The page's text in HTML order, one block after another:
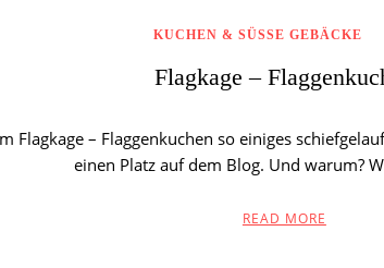
KUCHEN & SÜSSE GEBÄCKE
Flagkage –
Flagkage – Flaggenkuchen so einiges
einen Platz auf dem Blog. Und warum?
READ MORE